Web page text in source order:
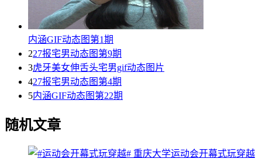
内涵GIF动态图第1期
227报宅男动态图第9期
3虎牙美女伸舌头宅男gif动态图片
427报宅男动态图第4期
5内涵GIF动态图第22期
随机文章